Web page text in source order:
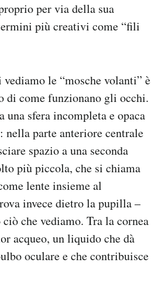
per via della sua
più creativi come “fili
le “mosche volanti” è
di come funzionano gli occhi.
una sfera incompleta e opaca
nella parte anteriore centrale
spazio a una seconda
più piccola, che si chiama
lente insieme al
invece dietro la pupilla –
che vediamo. Tra la cornea
acqueo, un liquido che dà
oculare e che contribuisce